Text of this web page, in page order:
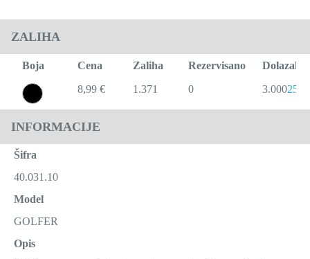
ZALIHA
Boja Cena Zaliha Rezervisano
Dolazak
8,99 €
1.371 0 3.000
INFORMACIJE
Šifra
40.031.10
Model
GOLFER
Opis